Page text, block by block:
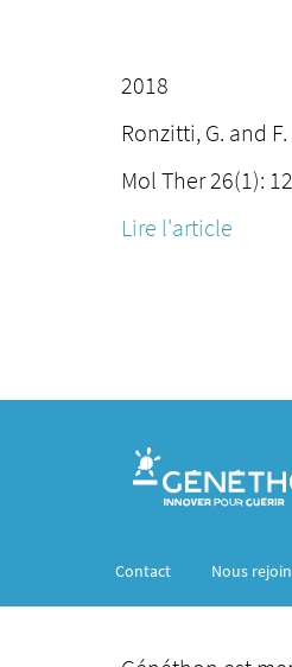
2018
Ronzitti, G. and
Mol Ther 26(1):
Lire l'article
Contact Nous